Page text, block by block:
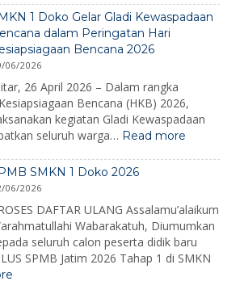
Ramah
2026:
Membangun
Karakter,
Mengenalkan
Lingkungan,
dan
Menumbuhkan
Semangat
Belajar
1 Doko Gelar Gladi Kewaspadaan
dalam Peringatan Hari
Bencana 2026
06/2026
26 April 2026 – Dalam rangka
Bencana (HKB) 2026,
kegiatan Gladi Kewaspadaan
seluruh warga… Read more
1
Gladi
dalam
SMKN 1 Doko 2026
06/2026
DAFTAR ULANG Assalamu’alaikum
Wabarakatuh, Diumumkan
seluruh calon peserta didik baru
SPMB Jatim 2026 Tahap 1 di SMKN